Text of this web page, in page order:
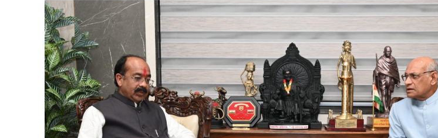
सिर्फ सच !!!
Trending Now